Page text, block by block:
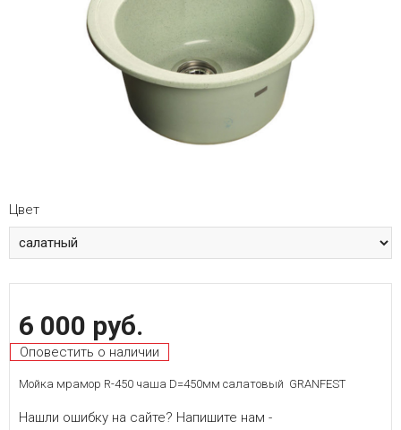
Цвет
6 000 руб.
Оповестить о наличии
Мойка мрамор R-450 чаша D=450мм салатовый GRANFEST
Нашли ошибку на сайте? Напишите нам -